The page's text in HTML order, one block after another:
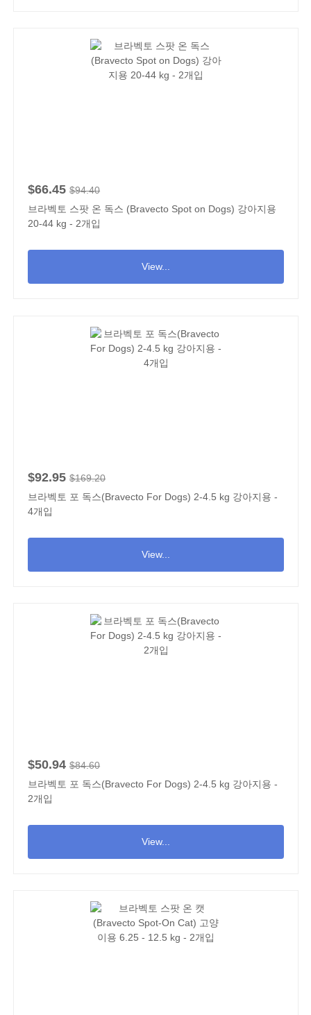
$66.45 $94.40
브라벡토 스팟 온 독스 (Bravecto Spot on Dogs) 강아지용
20-44 kg - 2개입
View...
$92.95 $169.20
브라벡토 포 독스(Bravecto For Dogs) 2-4.5 kg 강아지용 -
4개입
View...
$50.94 $84.60
브라벡토 포 독스(Bravecto For Dogs) 2-4.5 kg 강아지용 -
2개입
View...